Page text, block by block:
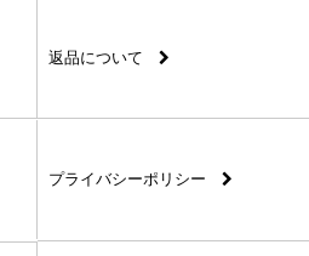
返品について
プライバシーポリシー